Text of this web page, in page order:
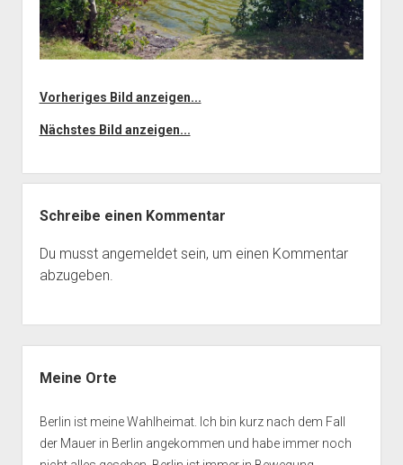
Vorheriges Bild anzeigen...
Nächstes Bild anzeigen...
Schreibe einen Kommentar
Du musst angemeldetsein, um einen Kommentar
abzugeben.
Meine Orte
Berlin ist meine Wahlheimat. Ich bin kurz nach dem Fall
der Mauer in Berlin angekommen und habe immer noch